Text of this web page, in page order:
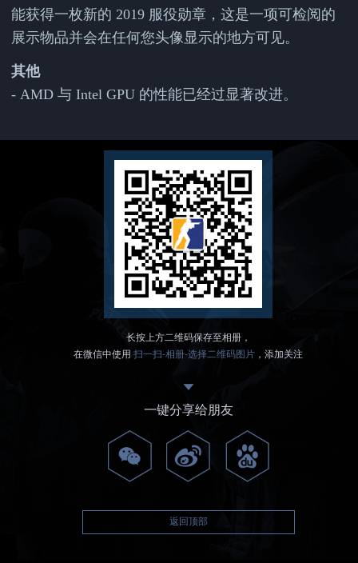
能获得一枚新的 2019 服役勋章，这是一项可检阅的
展示物品并会在任何您头像显示的地方可见。
其他
- AMD 与 Intel GPU 的性能已经过显著改进。
长按上方二维码保存至相册，
在微信中使用扫一扫-相册-选择二维码图片 ，添加关注
一键分享给朋友
返回顶部